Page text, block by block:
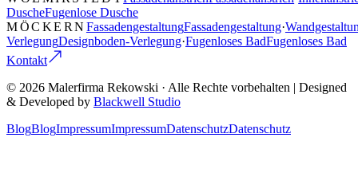
DuscheFugenlose Dusche
MÖCKERN FassadengestaltungFassadengestaltung·
VerlegungDesignboden-Verlegung·Fugenloses BadFugenloses Bad
Kontakt
© 2026 Malerfirma Rekowski · Alle Rechte vorbehalten | Designed
& Developed by Blackwell Studio
BlogBlogImpressumImpressumDatenschutzDatenschutz